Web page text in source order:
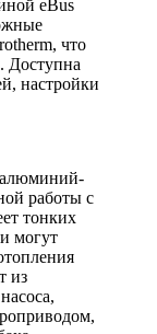
eBus
что
Доступна
настройки
работы с
тонких
могут
из